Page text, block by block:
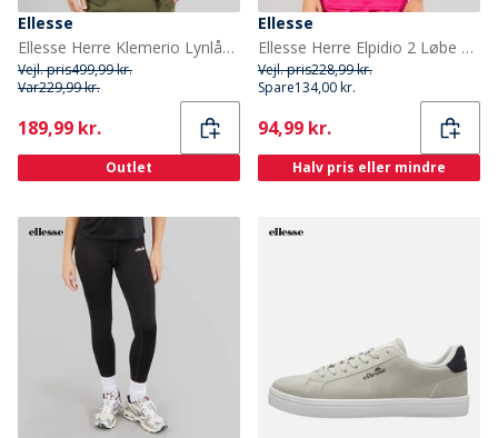
Ellesse
Ellesse Herre Klemerio Lynlås Hættetrøje Khaki
Vejl. pris499,99 kr.
Var229,99 kr.
Current
189,99 kr.
Outlet
Ellesse
Ellesse Herre Elpidio 2 Løbe T-shirt Hot Pink
Vejl. pris228,99 kr.
Spare134,00 kr.
Current
94,99 kr.
Halv pris eller mindre